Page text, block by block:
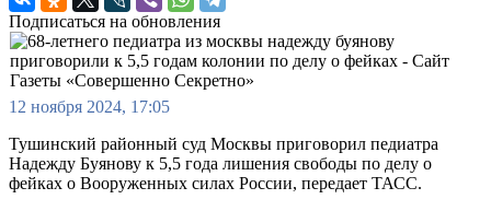
Подписаться на обновления
12 ноября 2024, 17:05
Тушинский районный суд Москвы приговорил педиатра
Надежду Буянову к 5,5 года лишения свободы по делу о
фейках о Вооруженных силах России, передает ТАСС.